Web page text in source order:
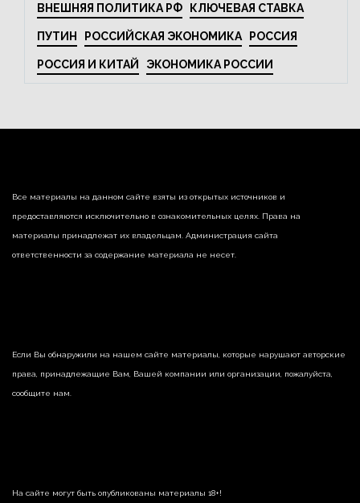
ВНЕШНЯЯ ПОЛИТИКА РФ КЛЮЧЕВАЯ СТАВКА
ПУТИН РОССИЙСКАЯ ЭКОНОМИКА РОССИЯ
РОССИЯ И КИТАЙ ЭКОНОМИКА РОССИИ
Все материалы на данном сайте взяты из открытых источников и
предоставляются исключительно в ознакомительных целях. Права на
материалы принадлежат их владельцам. Администрация сайта
ответственности за содержание материала не несет.
Если Вы обнаружили на нашем сайте материалы, которые нарушают авторские
права, принадлежащие Вам, Вашей компании или организации, пожалуйста,
сообщите нам.
На сайте могут быть опубликованы материалы 18+!